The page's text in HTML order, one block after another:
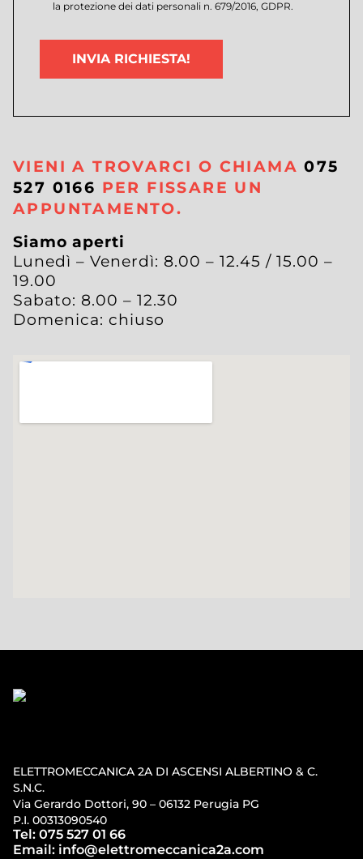
la protezione dei dati personali n. 679/2016, GDPR.
VIENI A TROVARCI O CHIAMA075
527 0166 PER FISSARE UN
APPUNTAMENTO.
Siamo aperti
Lunedì – Venerdì: 8.00 – 12.45 / 15.00 –
19.00
Sabato: 8.00 – 12.30
Domenica: chiuso
ELETTROMECCANICA 2A DI ASCENSI ALBERTINO & C.
S.N.C.
Via Gerardo Dottori, 90 – 06132 Perugia PG
P.I. 00313090540
Tel: 075 527 01 66
Email: info@elettromeccanica2a.com